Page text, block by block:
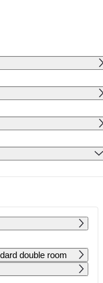
PÁ SO NE
double room